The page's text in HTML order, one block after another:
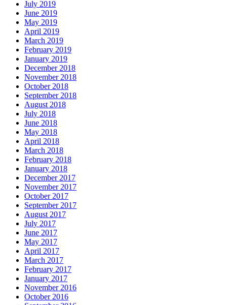
July 2019
June 2019
May 2019
April 2019
March 2019
February 2019
January 2019
December 2018
November 2018
October 2018
September 2018
August 2018
July 2018
June 2018
May 2018
April 2018
March 2018
February 2018
January 2018
December 2017
November 2017
October 2017
September 2017
August 2017
July 2017
June 2017
May 2017
April 2017
March 2017
February 2017
January 2017
November 2016
October 2016